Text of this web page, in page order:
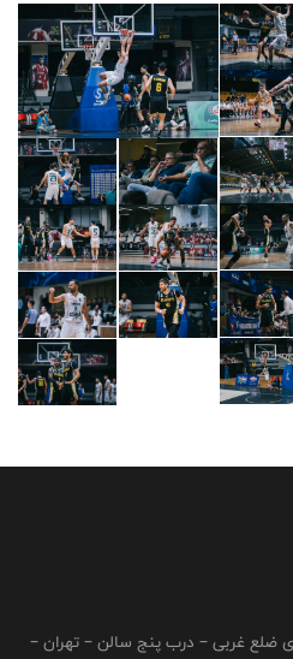
ضلع غربی – درب پنج سالن – تهران –